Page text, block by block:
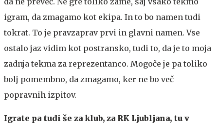
igram, da zmagamo kot ekipa. In to bo namen tudi
tokrat. To je pravzaprav prvi in glavni namen. Vse
ostalo jaz vidim kot postransko, tudi to, da je to moja
zadnja tekma za reprezentanco. Mogoče je pa toliko
bolj pomembno, da zmagamo, ker ne bo več
popravnih izpitov.
Igrate pa tudi še za klub, za RK Ljubljana, tu v